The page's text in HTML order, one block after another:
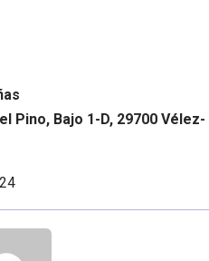
Pino, Bajo 1-D, 29700 Vélez-